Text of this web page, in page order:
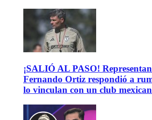
¡SALIÓ AL PASO!
Fernando Ortiz respondió a
lo vinculan con un club